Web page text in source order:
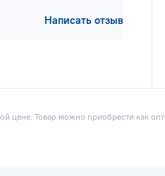
Написать отзыв
цене. Товар можно приобрести как